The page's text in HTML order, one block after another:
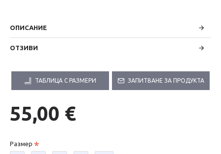
ОПИСАНИЕ
ОТЗИВИ
ТАБЛИЦА С РАЗМЕРИ ЗАПИТВАНЕ ЗА ПРОДУКТА
55,00 €
Размер